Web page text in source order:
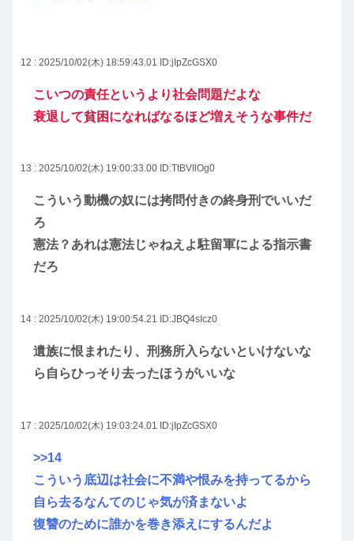
12 : 2025/10/02(木) 18:59:43.01 ID:jIpZcGSX0
こいつの責任というより社会問題だよな
衰退して貧困になればなるほど増えそうな事件だ
13 : 2025/10/02(木) 19:00:33.00 ID:TtBVIlOg0
こういう動機の奴には拷問付きの終身刑でいいだ
ろ
憲法？あれは憲法じゃねえよ駐留軍による指示書
だろ
14 : 2025/10/02(木) 19:00:54.21 ID:JBQ4sIcz0
遺族に恨まれたり、刑務所入らないといけないな
ら自らひっそり去ったほうがいいな
17 : 2025/10/02(木) 19:03:24.01 ID:jIpZcGSX0
>>14
こういう底辺は社会に不満や恨みを持ってるから
自ら去るなんてのじゃ気が済まないよ
復讐のために誰かを巻き添えにするんだよ